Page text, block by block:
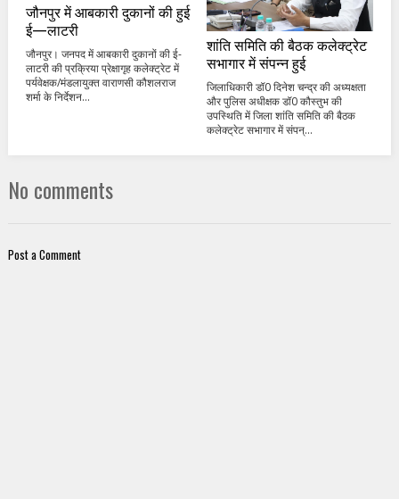
जौनपुर में आबकारी दुकानों की हुई
ई—लाटरी
जौनपुर। जनपद में आबकारी दुकानों की ई-
लाटरी की प्रक्रिया प्रेक्षागृह कलेक्ट्रेट में
पर्यवेक्षक/मंडलायुक्त वाराणसी कौशलराज
शर्मा के निर्देशन...
शांति समिति की बैठक कलेक्ट्रेट
सभागार में संपन्न हुई
जिलाधिकारी डॉ0 दिनेश चन्द्र की अध्यक्षता
और पुलिस अधीक्षक डॉ0 कौस्तुभ की
उपस्थिति में जिला शांति समिति की बैठक
कलेक्ट्रेट सभागार में संपन्...
No comments
Post a Comment